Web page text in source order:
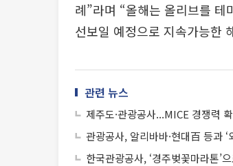
례”라며 “올해는 올리브를
선보일 예정으로 지속가능한
관련 뉴스
제주도·관광공사...MICE 경쟁력
관광공사, 알리바바·현대百 등과
한국관광공사, ‘경주벚꽃마라톤’